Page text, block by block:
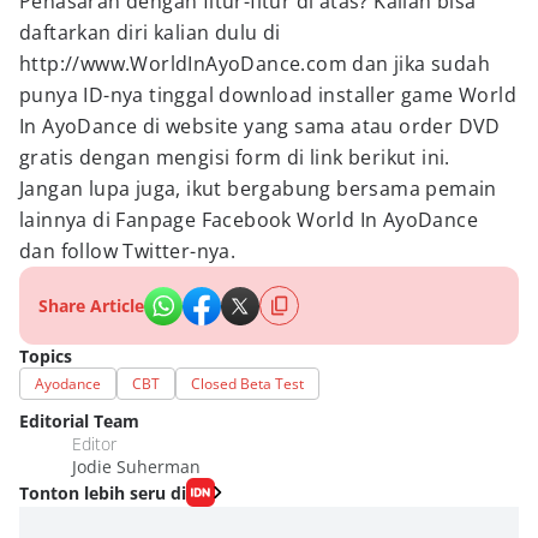
daftarkan diri kalian dulu di
http://www.WorldInAyoDance.com dan jika sudah
punya ID-nya tinggal download installer game World
In AyoDance di website yang sama atau order DVD
gratis dengan mengisi form di link berikut ini.
Jangan lupa juga, ikut bergabung bersama pemain
lainnya di Fanpage Facebook World In AyoDance
dan follow Twitter-nya.
Share Article
Topics
Ayodance CBT Closed Beta Test
Editorial Team
Editor
Jodie Suherman
Tonton lebih seru di